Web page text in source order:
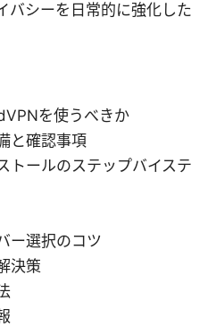
バシーを日常的に強化した
を使うべきか
と確認事項
トールのステップバイステ
ー選択のコツ
決策